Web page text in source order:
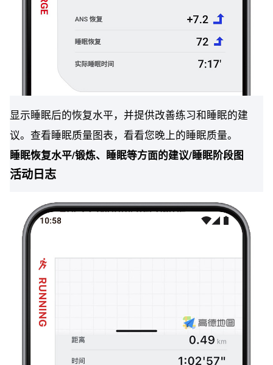
显示睡眠后的恢复水平，并提供改善练习和睡眠的建
议。查看睡眠质量图表，看看您晚上的睡眠质量。
睡眠恢复水平/锻炼、睡眠等方面的建议/睡眠阶段图
活动日志